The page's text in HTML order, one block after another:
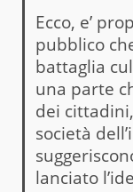
Ecco, e’
pubblico
battaglia
una parte
dei
società
lanciato